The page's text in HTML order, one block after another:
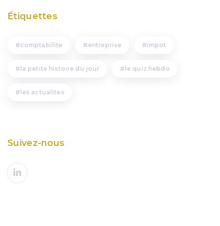
Étiquettes
comptabilite entreprise impot
la petite histoire du jour le quiz hebdo
les actualites
Suivez-nous